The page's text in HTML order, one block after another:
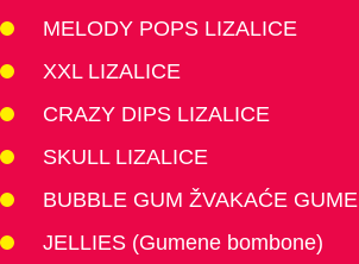
MELODY POPS LIZALICE
XXL LIZALICE
CRAZY DIPS LIZALICE
SKULL LIZALICE
BUBBLE GUM ŽVAKAĆE GUME
JELLIES (Gumene bombone)